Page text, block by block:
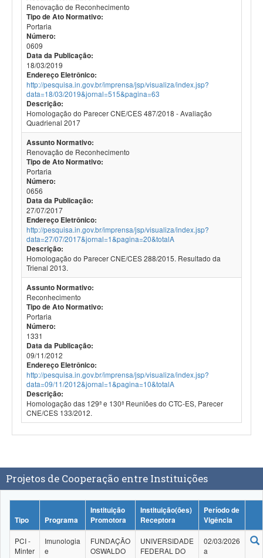
Renovação de Reconhecimento
Tipo de Ato Normativo:
Portaria
Número:
0609
Data da Publicação:
18/03/2019
Endereço Eletrônico:
http://pesquisa.in.gov.br/imprensa/jsp/visualiza/index.jsp?
data=18/03/2019&jornal=515&pagina=63
Descrição:
Homologação do Parecer CNE/CES 487/2018 - Avaliação
Quadrienal 2017
Assunto Normativo:
Renovação de Reconhecimento
Tipo de Ato Normativo:
Portaria
Número:
0656
Data da Publicação:
27/07/2017
Endereço Eletrônico:
http://pesquisa.in.gov.br/imprensa/jsp/visualiza/index.jsp?
data=27/07/2017&jornal=1&pagina=20&totalA
Descrição:
Homologação do Parecer CNE/CES 288/2015. Resultado da
Trienal 2013.
Assunto Normativo:
Reconhecimento
Tipo de Ato Normativo:
Portaria
Número:
1331
Data da Publicação:
09/11/2012
Endereço Eletrônico:
http://pesquisa.in.gov.br/imprensa/jsp/visualiza/index.jsp?
data=09/11/2012&jornal=1&pagina=10&totalA
Descrição:
Homologação das 129ª e 130ª Reuniões do CTC-ES, Parecer
CNE/CES 133/2012.
Projetos de Cooperação entre Instituições
Tipo Programa
Instituição
Promotora
Instituição(ões)
Receptora
Período de
Vigência
PCI -
Minter
Imunologia
e
FUNDAÇÃO
OSWALDO
UNIVERSIDADE
FEDERAL DO
02/03/2026
a